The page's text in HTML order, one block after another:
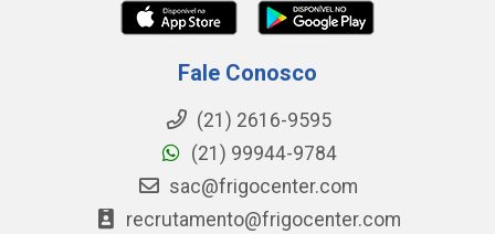
Fale Conosco
(21) 2616-9595
(21) 99944-9784
sac@frigocenter.com
recrutamento@frigocenter.com